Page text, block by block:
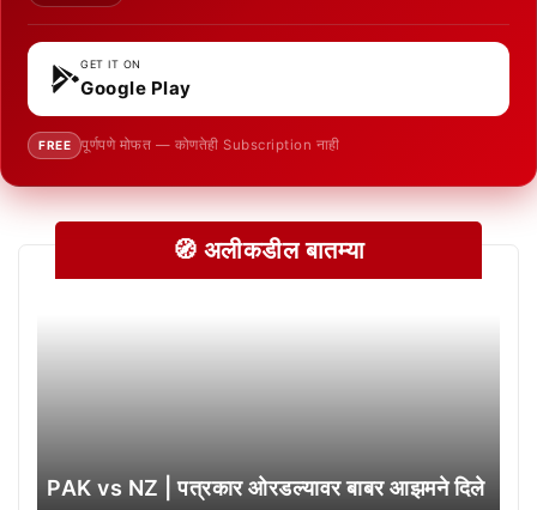
GET IT ON
Google Play
FREE पूर्णपणे मोफत — कोणतेही Subscription नाही
🧭 अलीकडील बातम्या
PAK vs NZ | पत्रकार ओरडल्यावर बाबर आझमने दिले